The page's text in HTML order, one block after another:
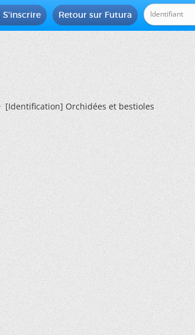
Retour sur Futura
S'inscrire
[Identification]Orchidées et bestioles